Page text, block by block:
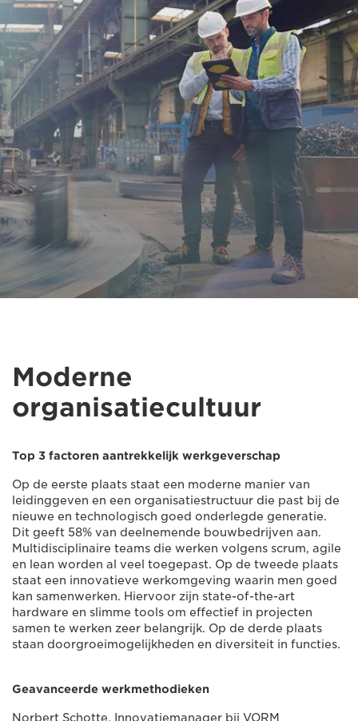
Moderne
organisatiecultuur
Top 3 factoren aantrekkelijk werkgeverschap
Op de eerste plaats staat een moderne manier van
leidinggeven en een organisatiestructuur die past bij de
nieuwe en technologisch goed onderlegde generatie.
Dit geeft 58% van deelnemende bouwbedrijven aan.
Multidisciplinaire teams die werken volgens scrum, agile
en lean worden al veel toegepast. Op de tweede plaats
staat een innovatieve werkomgeving waarin men goed
kan samenwerken. Hiervoor zijn state-of-the-art
hardware en slimme tools om effectief in projecten
samen te werken zeer belangrijk. Op de derde plaats
staan doorgroeimogelijkheden en diversiteit in functies.
Geavanceerde werkmethodieken
Norbert Schotte, Innovatiemanager bij VORM